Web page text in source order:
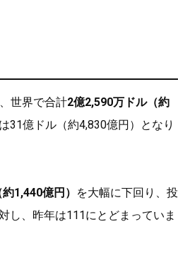
世界で合計2億2,590万ドル（約
31億ドル（約4,830億円）となり
1,440億円） を大幅に下回り、投
し、昨年は111にとどまっていま